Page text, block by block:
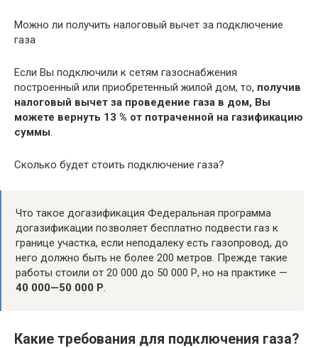
Можно ли получить налоговый вычет за подключение
газа
Если Вы подключили к сетям газоснабжения
построенный или приобретенный жилой дом, то, получив
налоговый вычет за проведение газа в дом, Вы
можете вернуть 13 % от потраченной на газификацию
суммы.
Сколько будет стоить подключение газа?
Что такое догазификация Федеральная программа
догазификации позволяет бесплатно подвести газ к
границе участка, если неподалеку есть газопровод, до
него должно быть не более 200 метров. Прежде такие
работы стоили от 20 000 до 50 000 Р, но на практике —
40 000—50 000 Р.
Какие требования для подключения газа?